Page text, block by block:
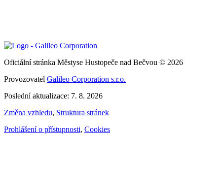
Oficiální stránka Městyse Hustopeče nad Bečvou © 2026
Provozovatel Galileo Corporation s.r.o.
Poslední aktualizace: 7. 8. 2026
Změna vzhledu, Struktura stránek
Prohlášení o přístupnosti, Cookies